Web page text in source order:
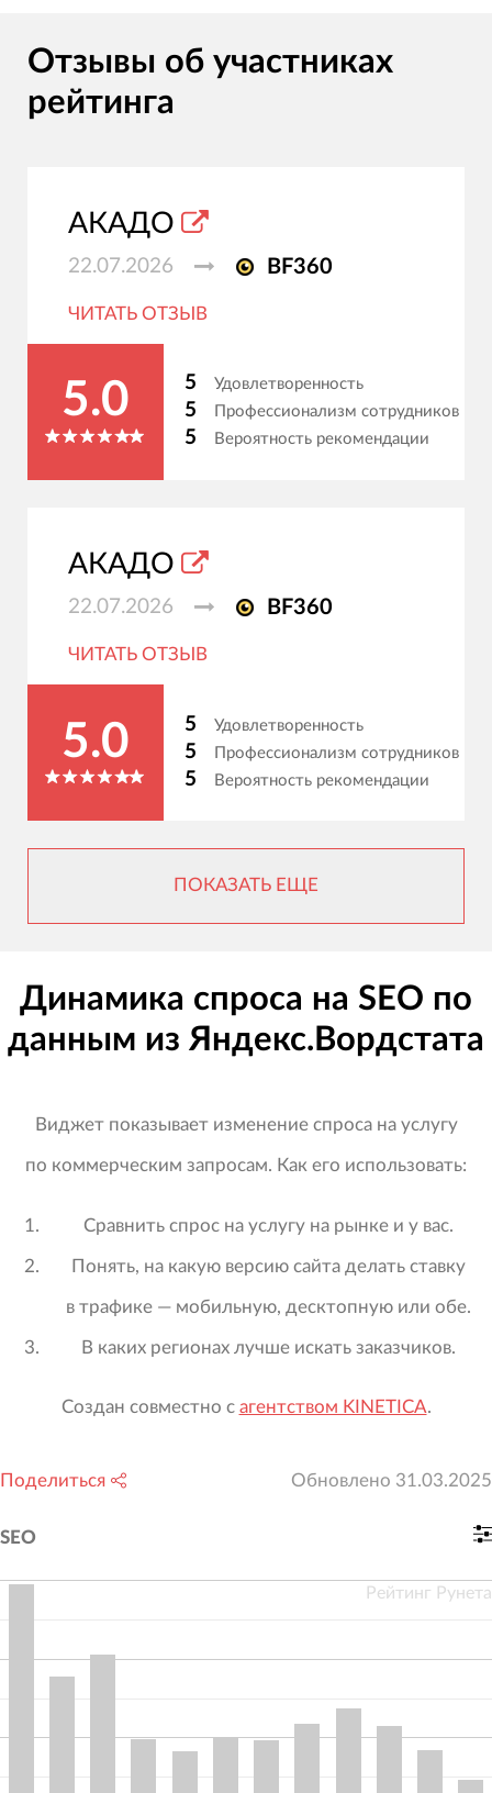
Отзывы об участниках
рейтинга
АКАДО
22.07.2026 BF360
ЧИТАТЬ ОТЗЫВ
5.0 5 Удовлетворенность
5 Профессионализм сотрудников
5 Вероятность рекомендации
АКАДО
22.07.2026 BF360
ЧИТАТЬ ОТЗЫВ
5.0 5 Удовлетворенность
5 Профессионализм сотрудников
5 Вероятность рекомендации
ПОКАЗАТЬ ЕЩЕ
Динамика спроса на SEO по
данным из Яндекс.Вордстата
Виджет показывает изменение спроса на услугу
по коммерческим запросам. Как его использовать:
Сравнить спрос на услугу на рынке и у вас.
Понять, на какую версию сайта делать ставку
в трафике — мобильную, десктопную или обе.
В каких регионах лучше искать заказчиков.
Создан совместно с агентством KINETICA.
Поделиться Обновлено 31.03.2025
SEO
Рейтинг Рунета